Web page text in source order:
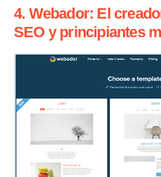
4. Webador: El
SEO y principiantes